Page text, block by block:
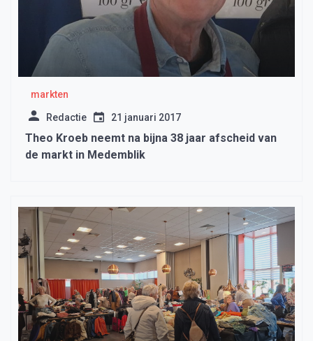
markten
Redactie 21 januari 2017
Theo Kroeb neemt na bijna 38 jaar afscheid van
de markt in Medemblik